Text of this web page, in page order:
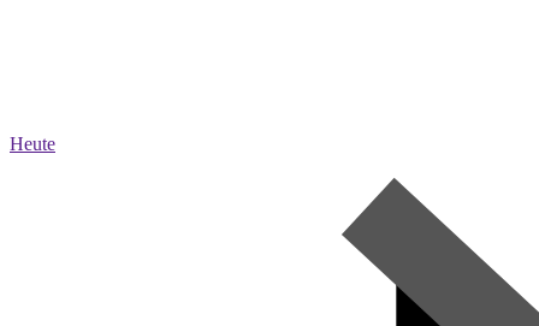
Heute